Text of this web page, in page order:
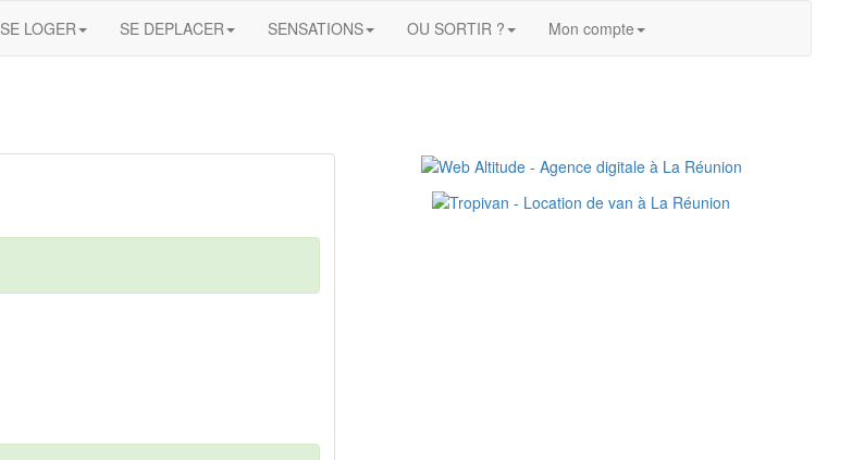
SE LOGER SE DEPLACER SENSATIONS OU SORTIR ? Mon compte